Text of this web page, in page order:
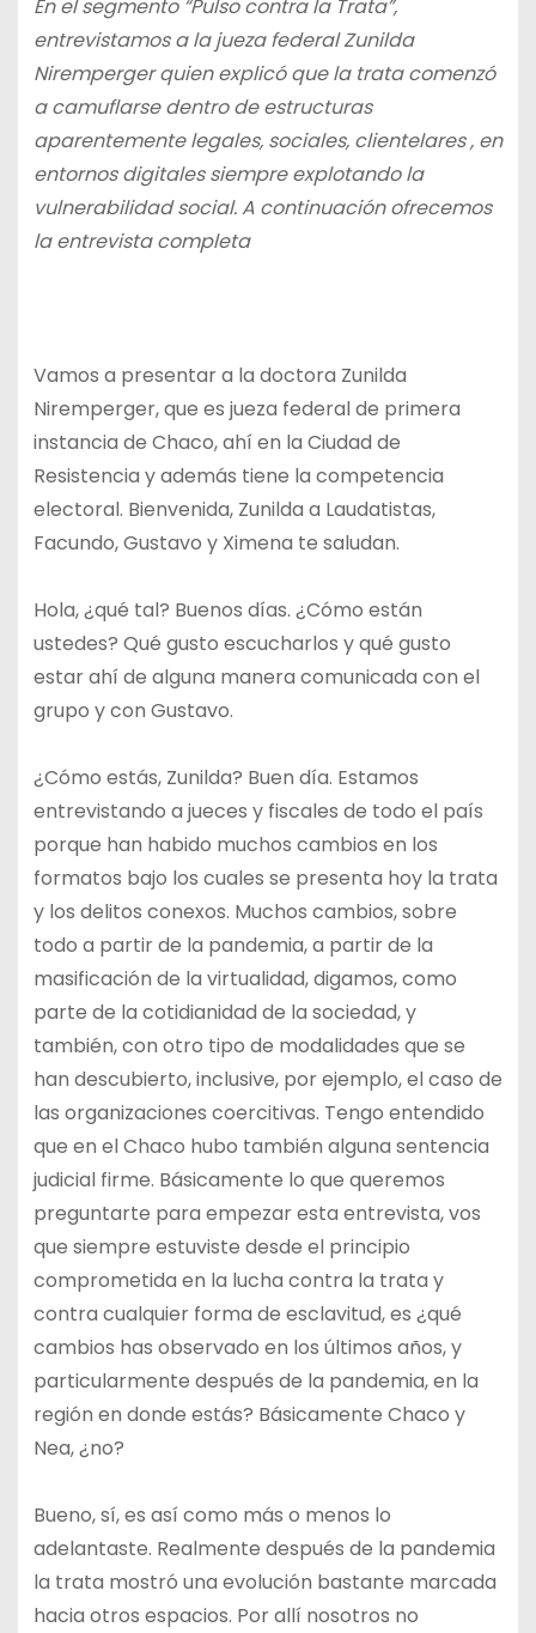
En el segmento “Pulso contra la Trata”,
entrevistamos a la jueza federal Zunilda
Niremperger quien explicó que la trata comenzó
a camuflarse dentro de estructuras
aparentemente legales, sociales, clientelares , en
entornos digitales siempre explotando la
vulnerabilidad social. A continuación ofrecemos
la entrevista completa
Vamos a presentar a la doctora Zunilda
Niremperger, que es jueza federal de primera
instancia de Chaco, ahí en la Ciudad de
Resistencia y además tiene la competencia
electoral. Bienvenida, Zunilda a Laudatistas,
Facundo, Gustavo y Ximena te saludan.
Hola, ¿qué tal? Buenos días. ¿Cómo están
ustedes? Qué gusto escucharlos y qué gusto
estar ahí de alguna manera comunicada con el
grupo y con Gustavo.
¿Cómo estás, Zunilda? Buen día. Estamos
entrevistando a jueces y fiscales de todo el país
porque han habido muchos cambios en los
formatos bajo los cuales se presenta hoy la trata
y los delitos conexos. Muchos cambios, sobre
todo a partir de la pandemia, a partir de la
masificación de la virtualidad, digamos, como
parte de la cotidianidad de la sociedad, y
también, con otro tipo de modalidades que se
han descubierto, inclusive, por ejemplo, el caso de
las organizaciones coercitivas. Tengo entendido
que en el Chaco hubo también alguna sentencia
judicial firme. Básicamente lo que queremos
preguntarte para empezar esta entrevista, vos
que siempre estuviste desde el principio
comprometida en la lucha contra la trata y
contra cualquier forma de esclavitud, es ¿qué
cambios has observado en los últimos años, y
particularmente después de la pandemia, en la
región en donde estás? Básicamente Chaco y
Nea, ¿no?
Bueno, sí, es así como más o menos lo
adelantaste. Realmente después de la pandemia
la trata mostró una evolución bastante marcada
hacia otros espacios. Por allí nosotros no